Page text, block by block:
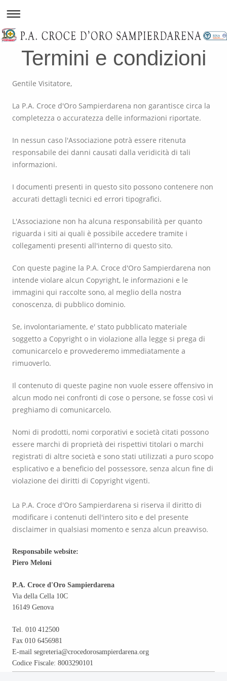
Termini e condizioni
Gentile Visitatore,
La P.A. Croce d'Oro Sampierdarena non garantisce circa la
completezza o accuratezza delle informazioni riportate.
In nessun caso l'Associazione potrà essere ritenuta
responsabile dei danni causati dalla veridicità di tali
informazioni.
I documenti presenti in questo sito possono contenere non
accurati dettagli tecnici ed errori tipografici.
L'Associazione non ha alcuna responsabilità per quanto
riguarda i siti ai quali è possibile accedere tramite i
collegamenti presenti all'interno di questo sito.
Con queste pagine la P.A. Croce d'Oro Sampierdarena non
intende violare alcun Copyright, le informazioni e le
immagini qui raccolte sono, al meglio della nostra
conoscenza, di pubblico dominio.
Se, involontariamente, e' stato pubblicato materiale
soggetto a Copyright o in violazione alla legge si prega di
comunicarcelo e provvederemo immediatamente a
rimuoverlo.
Il contenuto di queste pagine non vuole essere offensivo in
alcun modo nei confronti di cose o persone, se fosse così vi
preghiamo di comunicarcelo.
Nomi di prodotti, nomi corporativi e società citati possono
essere marchi di proprietà dei rispettivi titolari o marchi
registrati di altre società e sono stati utilizzati a puro scopo
esplicativo e a beneficio del possessore, senza alcun fine di
violazione dei diritti di Copyright vigenti.
La P.A. Croce d'Oro Sampierdarena si riserva il diritto di
modificare i contenuti dell'intero sito e del presente
disclaimer in qualsiasi momento e senza alcun preavviso.
Responsabile website:
Piero Meloni
P.A. Croce d'Oro Sampierdarena
Via della Cella 10C
16149 Genova
Tel. 010 412500
Fax 010 6456981
E-mail segreteria@crocedorosampierdarena.org
Codice Fiscale: 8003290101